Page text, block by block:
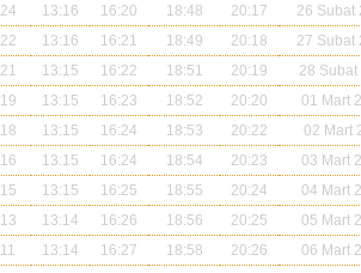
13:16 16:20 18:48 20:17
26 Subat
13:16 16:21 18:49 20:18
27 Subat
13:15 16:22 18:51 20:19
28
13:15 16:23 18:52 20:20
01 Mart
13:15 16:24 18:53 20:22
02 Mart
13:15 16:24 18:54 20:23
03 Mart
13:15 16:25 18:55 20:24
04 Mart
13:14 16:26 18:56 20:25
05 Mart
13:14 16:27 18:58 20:26
06 Mart